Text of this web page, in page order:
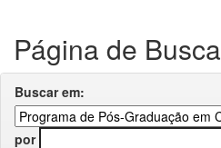
Página de Busca
Buscar em:
por